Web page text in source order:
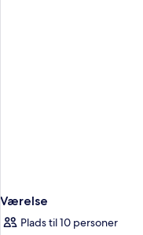
Værelse
Plads til 10 personer